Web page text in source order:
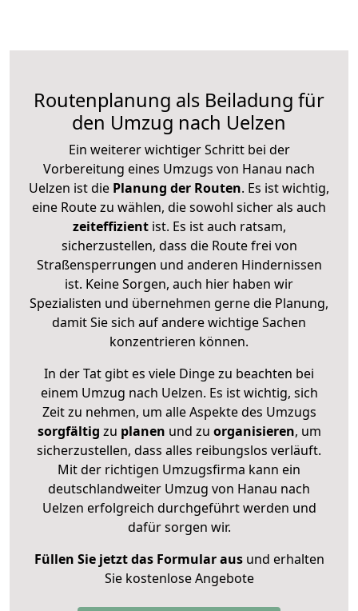
Routenplanung als Beiladung für
den Umzug nach Uelzen
Ein weiterer wichtiger Schritt bei der
Vorbereitung eines Umzugs von Hanau nach
Uelzen ist die Planung der Routen. Es ist wichtig,
eine Route zu wählen, die sowohl sicher als auch
zeiteffizientist. Es ist auch ratsam,
sicherzustellen, dass die Route frei von
Straßensperrungen und anderen Hindernissen
ist. Keine Sorgen, auch hier haben wir
Spezialisten und übernehmen gerne die Planung,
damit Sie sich auf andere wichtige Sachen
konzentrieren können.
In der Tat gibt es viele Dinge zu beachten bei
einem Umzug nach Uelzen. Es ist wichtig, sich
Zeit zu nehmen, um alle Aspekte des Umzugs
sorgfältig zu planen und zu organisieren, um
sicherzustellen, dass alles reibungslos verläuft.
Mit der richtigen Umzugsfirma kann ein
deutschlandweiter Umzug von Hanau nach
Uelzen erfolgreich durchgeführt werden und
dafür sorgen wir.
Füllen Sie jetzt das Formular ausund erhalten
Sie kostenlose Angebote